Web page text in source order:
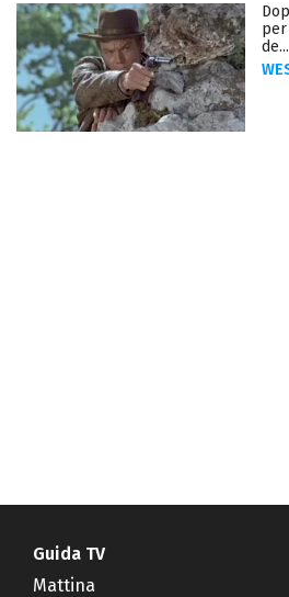
per
de...
Guida TV
Mattina